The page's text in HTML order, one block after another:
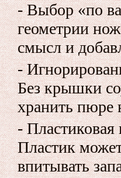
- Выбор «по
геометрии
смысл и
-
Без крышки
хранить пюре
-
Пластик
впитывать